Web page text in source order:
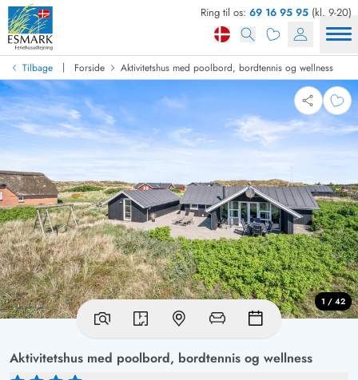
Ring til os: 69 16 95 95 (kl. 9-20)
Tilbage | Forside Aktivitetshus med poolbord, bordtennis og wellness
Aktivitetshus med poolbord, bordtennis og wellness
1 / 42